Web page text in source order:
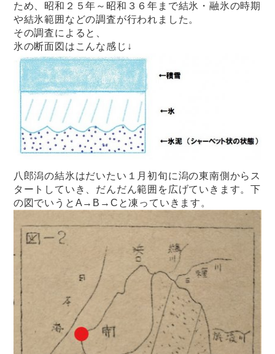
ため、昭和２５年～昭和３６年まで結氷・融氷の時期
や結氷範囲などの調査が行われました。
その調査によると、
氷の断面図はこんな感じ↓
八郎潟の結氷はだいたい１月初旬に潟の東南側からス
タートしていき、だんだん範囲を広げていきます。下
の図でいうとA→B→Cと凍っていきます。